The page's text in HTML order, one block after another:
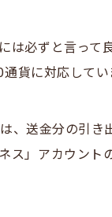
は必ずと言って
貨に対応してい
、送金分の引き
ス」アカウント